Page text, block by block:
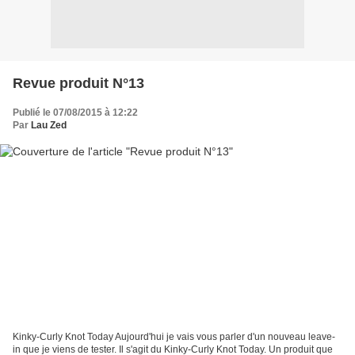
Revue produit N°13
Publié le 07/08/2015 à 12:22
Par Lau Zed
Kinky-Curly Knot Today Aujourd'hui je vais vous parler d'un nouveau leave-
in que je viens de tester. Il s'agit du Kinky-Curly Knot Today. Un produit que